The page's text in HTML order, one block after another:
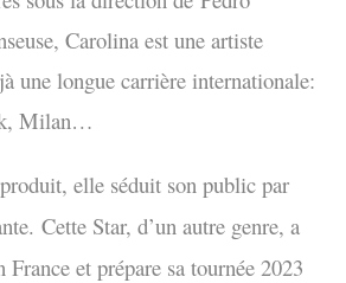
Carolina est une artiste
une longue carrière internationale:
Milan…
elle séduit son public par
Cette Star, d’un autre genre, a
France et prépare sa tournée 2023